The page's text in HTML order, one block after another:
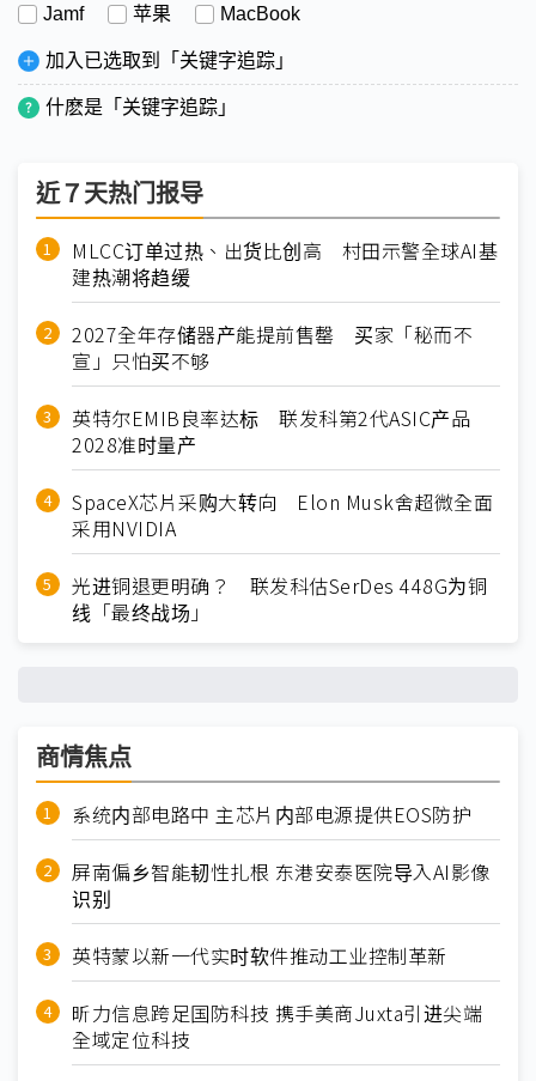
Jamf 苹果 MacBook
加入已选取到「关键字追踪」
什麽是「关键字追踪」
近７天热门报导
MLCC订单过热、出货比创高 村田示警全球AI基
建热潮将趋缓
2027全年存储器产能提前售罄 买家「秘而不
宣」只怕买不够
英特尔EMIB良率达标 联发科第2代ASIC产品
2028准时量产
SpaceX芯片采购大转向 Elon Musk舍超微全面
采用NVIDIA
光进铜退更明确？ 联发科估SerDes 448G为铜
线「最终战场」
商情焦点
系统内部电路中 主芯片内部电源提供EOS防护
屏南偏乡智能韧性扎根 东港安泰医院导入AI影像
识别
英特蒙以新一代实时软件推动工业控制革新
昕力信息跨足国防科技 携手美商Juxta引进尖端
全域定位科技